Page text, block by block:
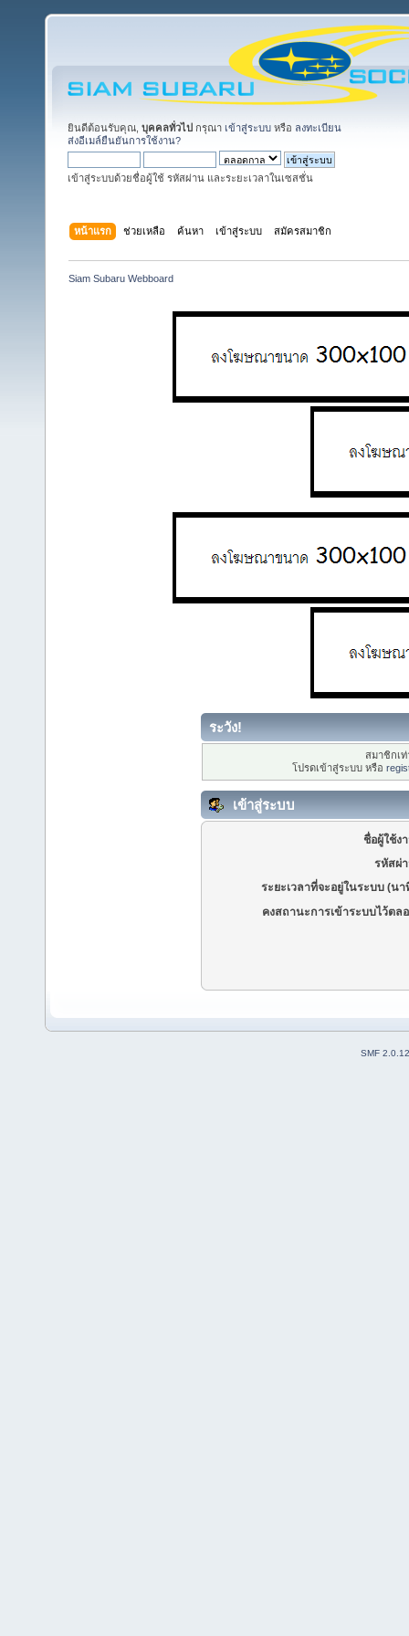
ยินดีต้อนรับคุณ, บุคคลทั่วไป กรุณา เข้าสู่ระบบ หรือ ลงทะเบียน
ส่งอีเมล์ยืนยันการใช้งาน?
เข้าสู่ระบบด้วยชื่อผู้ใช้ รหัสผ่าน และระยะเวลาในเซสชั่น
หน้าแรก ช่วยเหลือ ค้นหา เข้าสู่ระบบ สมัครสมาชิก
Siam Subaru Webboard
ระวัง!
สมาชิกเ
โปรดเข้าสู่ระบบ หรือ
เข้าสู่ระบบ
ชื่อผู้ใช้ง
รหัสผ่
ระยะเวลาที่จะอยู่ในระบบ (นา
คงสถานะการเข้าระบบไว้ตล
SMF 2.0.12